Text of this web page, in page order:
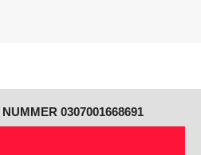
0307001668691